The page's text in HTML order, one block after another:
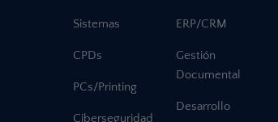
Sistemas
CPDs
PCs/Printing
Ciberseguridad
ERP/CRM
Gestión
Documental
Desarrollo